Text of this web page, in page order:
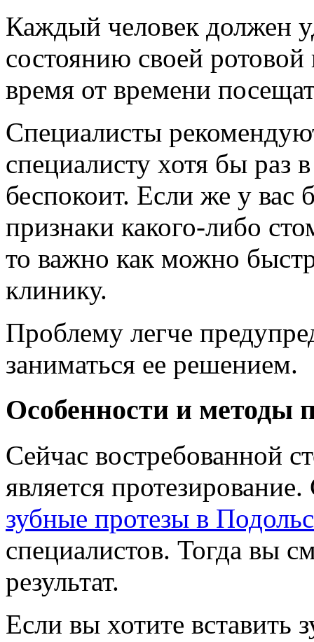
Каждый человек должен
состоянию своей
время от времени
Специалисты
специалисту хотя бы раз
беспокоит. Если же у вас
признаки какого-либо
то важно как можно
клинику.
Проблему легче
заниматься ее решением.
Особенности и методы
Сейчас востребованной
является
зубные протезы в
специалистов. Тогда вы
результат.
Если вы хотите вставить